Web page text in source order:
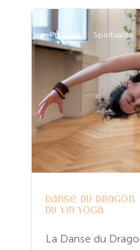
Pratique Spiritualité
Danse du
du Yin Yoga
La Danse du